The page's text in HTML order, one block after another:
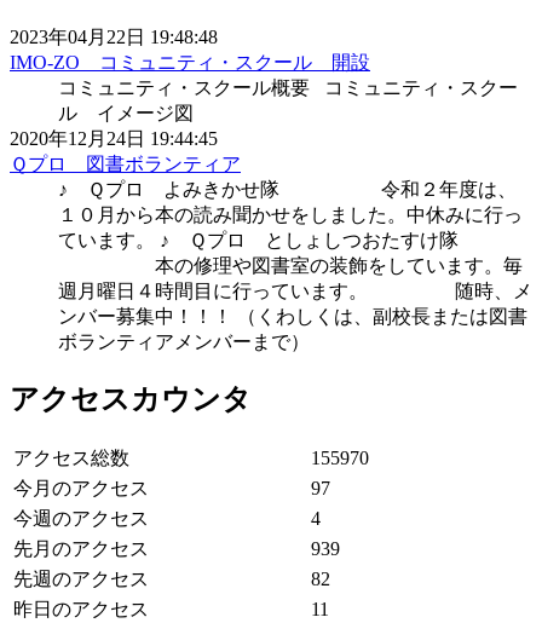
2023年04月22日 19:48:48
IMO-ZO コミュニティ・スクール 開設
コミュニティ・スクール概要 コミュニティ・スクー
ル イメージ図
2020年12月24日 19:44:45
Ｑプロ 図書ボランティア
♪ Ｑプロ よみきかせ隊 令和２年度は、
１０月から本の読み聞かせをしました。中休みに行っ
ています。 ♪ Ｑプロ としょしつおたすけ隊
本の修理や図書室の装飾をしています。毎
週月曜日４時間目に行っています。 随時、メ
ンバー募集中！！！ （くわしくは、副校長または図書
ボランティアメンバーまで）
アクセスカウンタ
アクセス総数
155970
今月のアクセス
97
今週のアクセス
4
先月のアクセス
939
先週のアクセス
82
昨日のアクセス
11